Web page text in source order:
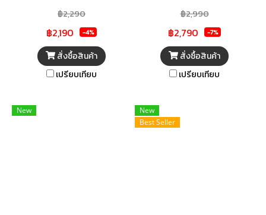
ใบพัด 16 นิ้ว มาพร้อมรีโมต
คอนโทรล สะดวกในการปรับระดับ
แรงลมควบคุมจากระยะไกลได้
อย่างสบาย ๆ แรงลมเย็นสบาย
ด้วยพลังลมที่ทรงประสิทธิภาพ ให้
ห้องไกลถึง 13 เมตร มาพร้อม
฿2,290
฿2,190 -4%
สั่งซื้อสินค้า
เปรียบเทียบ
หน้ากากพลาสติกลายตารางดีไซน์
สวย พร้อมเคลือบสาร Dual
Barrier Coating เคลือบสาร
พิเศษลดฝุ่นเกาะบริเวณใบพัด
โพรงกระรอก จึงทำให้
เยี่ยม และยืดอายุการใช้งานที่นาน
ยิ่งขึ้น ง่ายต่อการดูแลรักษาและ
฿2,990
฿2,790 -7%
สั่งซื้อสินค้า
เปรียบเทียบ
New
New
Best Seller